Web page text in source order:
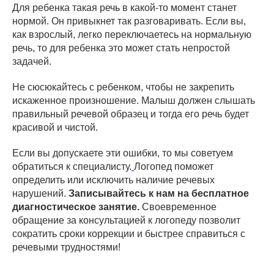
Для ребенка такая речь в какой-то момент станет
нормой. Он привыкнет так разговаривать. Если вы,
как взрослый, легко переключаетесь на нормальную
речь, то для ребенка это может стать непростой
задачей.
Не сюсюкайтесь с ребенком, чтобы не закрепить
искаженное произношение. Малыш должен слышать
правильный речевой образец и тогда его речь будет
красивой и чистой.
Если вы допускаете эти ошибки, то мы советуем
обратиться к специалисту. Логопед поможет
определить или исключить наличие речевых
нарушений. Записывайтесь к нам на бесплатное
диагностическое занятие. Своевременное
обращение за консультацией к логопеду позволит
сократить сроки коррекции и быстрее справиться с
речевыми трудностями!